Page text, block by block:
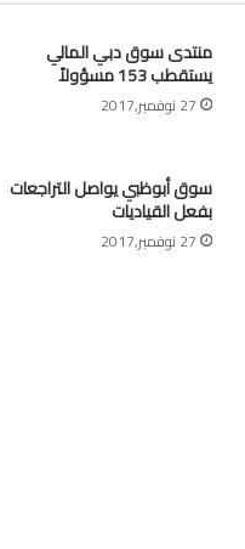
منتدى سوق دبي المالي
يستقطب 153 مسؤولاً
27 نوفمبر,2017
سوق أبوظبي يواصل التراجعات
بفعل القياديات
27 نوفمبر,2017